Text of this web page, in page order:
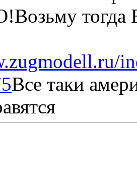
тогда
Все таки